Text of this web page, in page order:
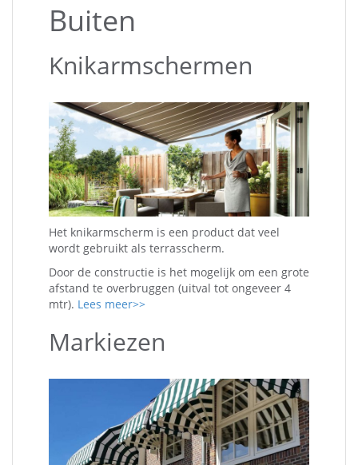
Buiten
Knikarmschermen
Het knikarmscherm is een product dat veel
wordt gebruikt als terrasscherm.
Door de constructie is het mogelijk om een grote
afstand te overbruggen (uitval tot ongeveer 4
mtr). Lees meer>>
Markiezen